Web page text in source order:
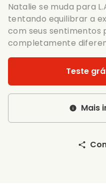
Natalie se muda para
tentando equilibrar a
com seus sentimentos
completamente
Teste
Mais